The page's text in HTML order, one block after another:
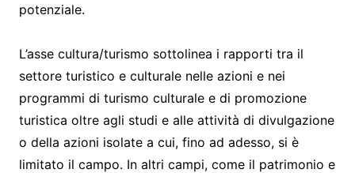
potenziale.
L’asse cultura/turismo sottolinea i rapporti tra il
settore turistico e culturale nelle azioni e nei
programmi di turismo culturale e di promozione
turistica oltre agli studi e alle attività di divulgazione
o della azioni isolate a cui, fino ad adesso, si è
limitato il campo. In altri campi, come il patrimonio e